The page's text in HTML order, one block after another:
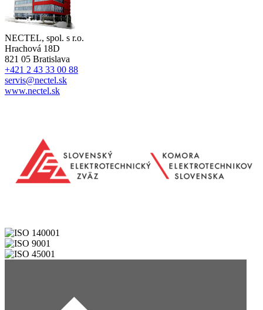
NECTEL, spol. s r.o.
Hrachová 18D
821 05 Bratislava
+421 2 43 33 00 88
servis@nectel.sk
www.nectel.sk
Obrázok
Obrázok
Obrázok